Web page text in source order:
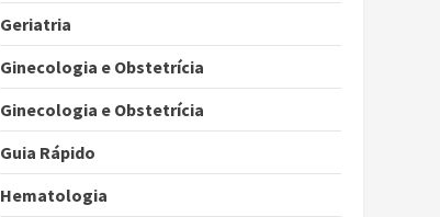
Geriatria
Ginecologia e Obstetrícia
Ginecologia e Obstetrícia
Guia Rápido
Hematologia